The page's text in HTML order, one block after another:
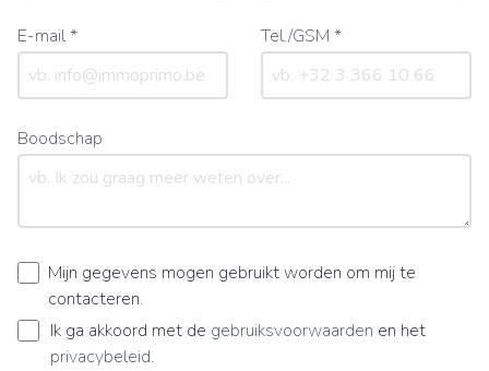
E-mail * Tel./GSM *
Boodschap
Mijn gegevens mogen gebruikt worden om mij te
contacteren.
Ik ga akkoord met de gebruiksvoorwaarden en het
privacybeleid.